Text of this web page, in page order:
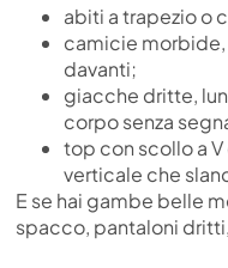
abiti a trapezio o
camicie
davanti;
giacche dritte,
corpo senza
top con scollo a
verticale che
E se hai gambe belle
spacco, pantaloni